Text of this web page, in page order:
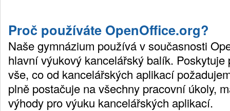
Proč používáte OpenOffice.org?
Naše gymnázium používá v současnosti
hlavní výukový kancelářský balík. Poskytuje
vše, co od kancelářských aplikací
plně postačuje na všechny pracovní úkoly,
výhody pro výuku kancelářských aplikací.